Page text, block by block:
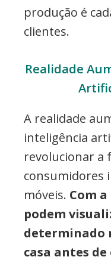
produção é
clientes.
Realidade
A realidade
inteligência
revolucionar a
consumidores
móveis. Com
podem
determinado
casa antes